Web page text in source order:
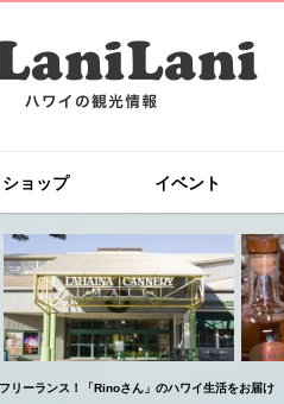
ショップ イベント
リーランス！「Rinoさん」のハワイ生活をお届け